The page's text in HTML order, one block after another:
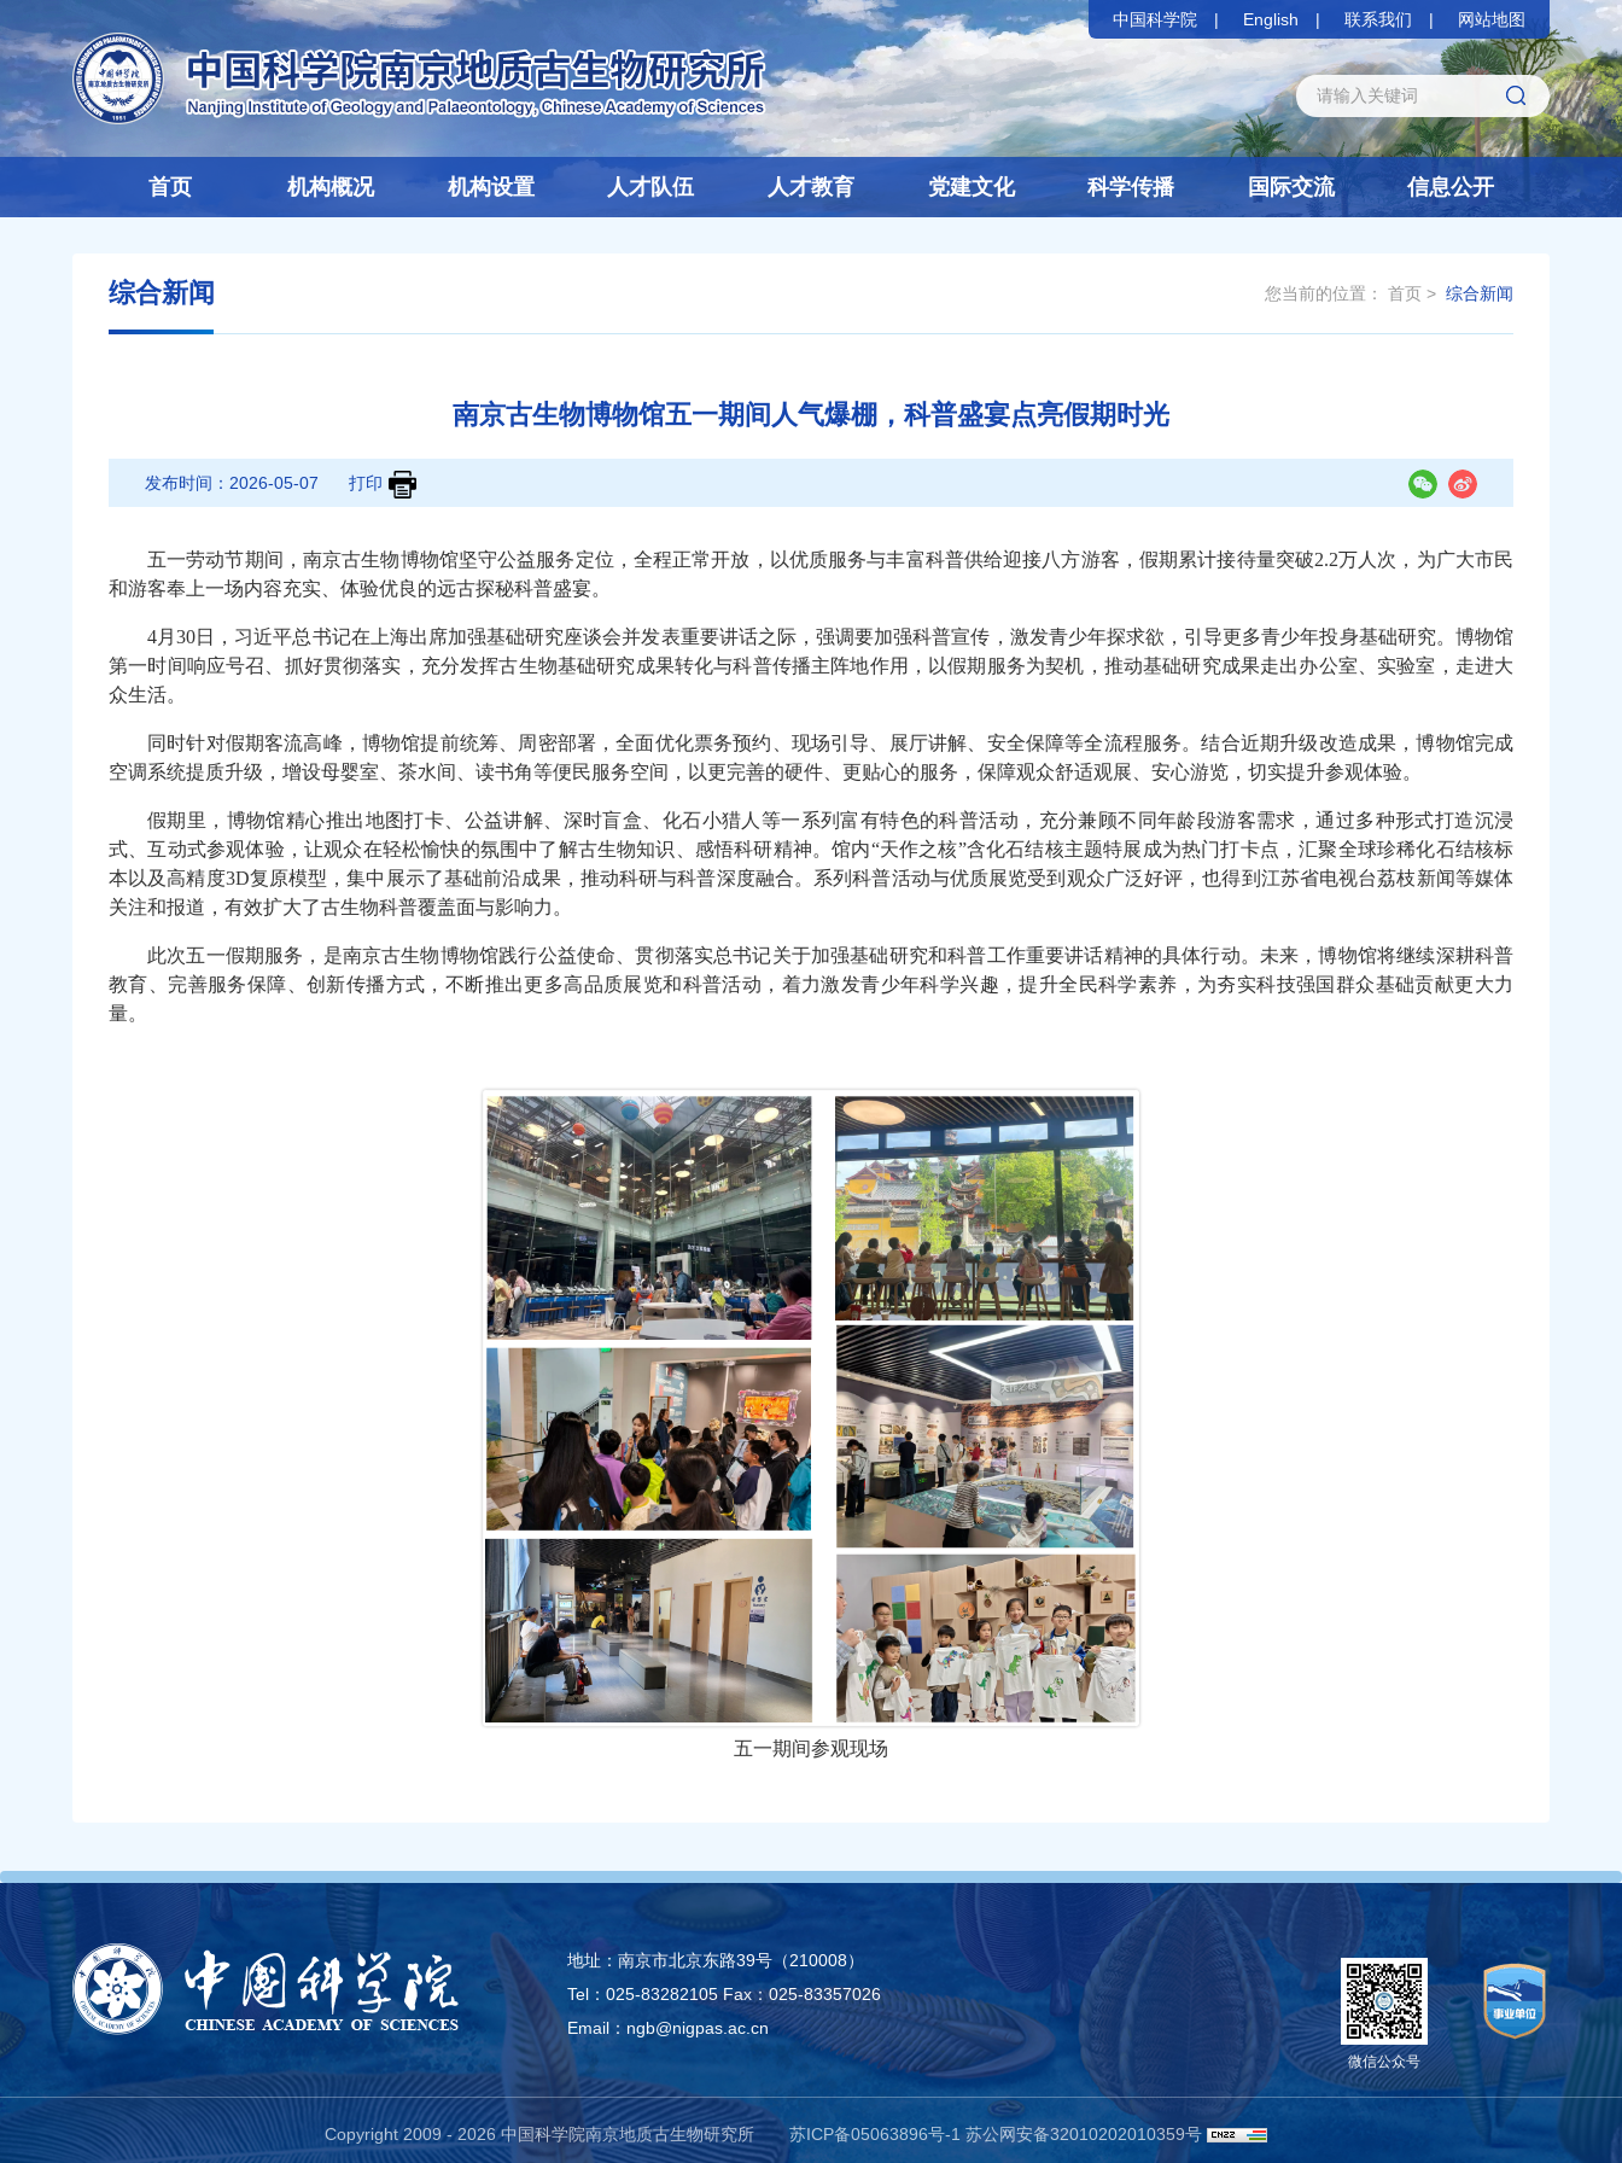
中国科学院 English 联系我们 网站地图
首页 机构概况 机构设置 人才队伍 人才教育 党建文化 科学传播 国际交流 信息公开
综合新闻 您当前的位置： 首页 > 综合新闻
南京古生物博物馆五一期间人气爆棚，科普盛宴点亮假期时光
发布时间： 2026-05-07 打印
五一劳动节期间，南京古生物博物馆坚守公益服务定位，全程正常开放，以优质服务与丰富科普供给迎接八方游客， 假期 累计接待量突破2.2万人次，为广大市民
和游客奉 上一场内容充实、体验优良的远古探秘科普盛宴。
4月30日 ， 习近平总书记在上海出席加强基础研究座谈会并发表重要讲话之际，强调要加强科普宣传，激发青少年探求欲，引导更多青少年投身基础研究。博物馆
第一时间响应号召、抓好贯彻落实，充分发挥古生物基础研究成果转化与科普传播主阵地作用，以假期 服务为契机，推动基础研究成果走出办公室、实验室， 走进大
众生活。
同时针对假期客流高峰 ，博物馆提前统筹、 周密部署，全面优化票务预约 现场引导、 展厅讲解、安全保障等全流程服务。结合近期升级改造成果，博物馆完成
空调系统提质升级 ， 增设母婴室、茶水间、读书角等便民服务空间，以更完善的硬件、更贴心的服务， 保障观众舒适观展、安心游览，切实提升参观体验。
假期里，博物馆精心推出地图打卡、公益讲解、深时盲盒、化石小猎人等一系列富有特色的科普活动，充分兼顾不同年龄段游客需求，通过多种形式打造沉浸
式 、互动式参观体验 ， 让观众在轻松愉快的氛围中了解古生物知识、感悟科研精神。馆内“天作之核”含化石结核主题特展成为热门打卡点 ，汇聚全球珍稀化石结核标
本以及高精度3D复原模型，集中展示了基础前沿成果，推动科研与科普深度融合。系列科普活动与优质展览受到观众广泛好评，也得到江苏省电视台荔枝新闻等媒体
关注和报道 ，有效扩大了古生物科普覆盖面与影响力 。
此次五一假期 服务 ， 是南京古生物博物馆践行公益使命 、贯彻落实总书记关于加强基础研究和科普工作重要讲话精神的具体行动。未来，博物馆将继续深耕科普
教育、完善服务保障、创新传播方式，不断推出更多高品质展览和科普活动，着力激发青少年科学兴趣 ，提升全民科学素养，为夯实科技强国群众基础贡献更大力
量。
五一期间参观现场
地址：南京市北京东路39号（210008）
Tel：025-83282105 Fax：025-83357026
Email：ngb@nigpas.ac.cn
微信公众号
Copyright 2009 -2026 中国科学院南京地质古生物研究所 苏ICP备05063896号-1 苏公网安备32010202010359号